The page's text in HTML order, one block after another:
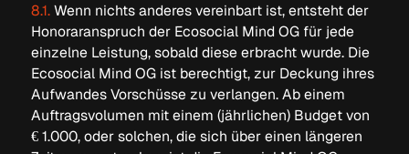
8.1.Wenn nichts anderes vereinbart ist, entsteht der
Honoraranspruch der Ecosocial Mind OG für jede
einzelne Leistung, sobald diese erbracht wurde. Die
Ecosocial Mind OG ist berechtigt, zur Deckung ihres
Aufwandes Vorschüsse zu verlangen. Ab einem
Auftragsvolumen mit einem (jährlichen) Budget von
€ 1.000, oder solchen, die sich über einen längeren